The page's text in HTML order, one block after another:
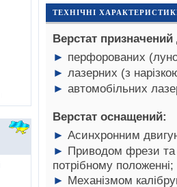
ТЕХНІЧНІ
Верстат
► перфорованих
► лазерних (з
► автомобільних
Верстат оснащений:
► Асинхронним
► Приводом фрези та
потрібному положенні;
► Механізмом